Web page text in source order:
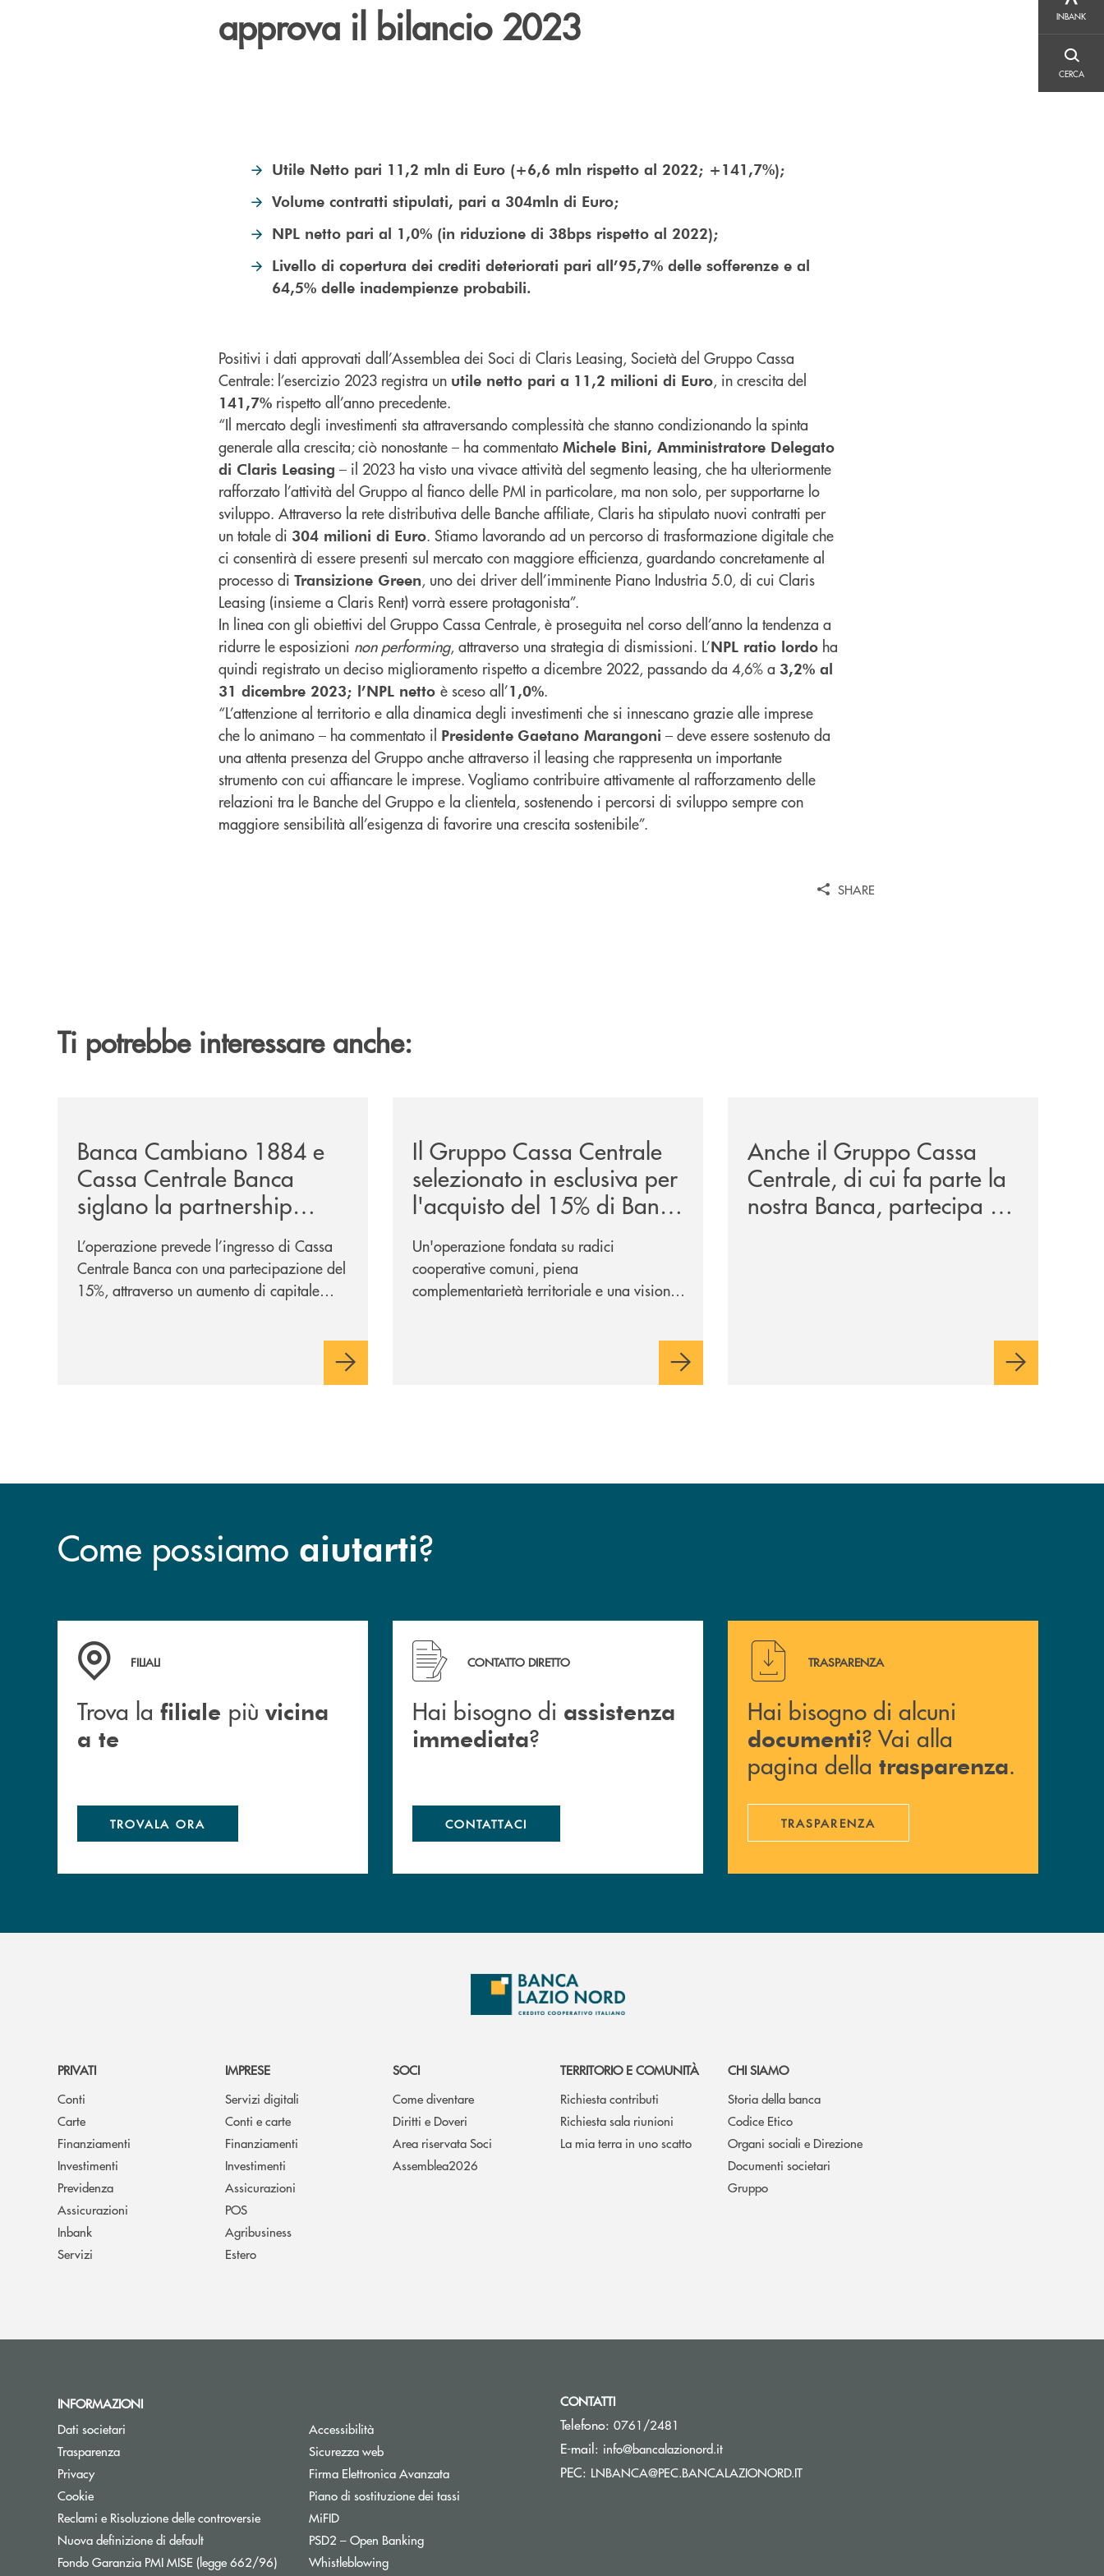
INBANK
CERCA
approva il bilancio 2023
Utile Netto pari 11,2 mln di Euro (+6,6 mln rispetto al 2022; +141,7%);
Volume contratti stipulati, pari a 304mln di Euro;
NPL netto pari al 1,0% (in riduzione di 38bps rispetto al 2022);
Livello di copertura dei crediti deteriorati pari all’95,7% delle sofferenze e al
64,5% delle inadempienze probabili.
Positivi i dati approvati dall’Assemblea dei Soci di Claris Leasing, Società del Gruppo Cassa
Centrale: l’esercizio 2023 registra un utile netto pari a 11,2 milioni di Euro, in crescita del
141,7% rispetto all’anno precedente.
“Il mercato degli investimenti sta attraversando complessità che stanno condizionando la spinta
generale alla crescita; ciò nonostante – ha commentato Michele Bini, Amministratore Delegato
di Claris Leasing – il 2023 ha visto una vivace attività del segmento leasing, che ha ulteriormente
rafforzato l’attività del Gruppo al fianco delle PMI in particolare, ma non solo, per supportarne lo
sviluppo. Attraverso la rete distributiva delle Banche affiliate, Claris ha stipulato nuovi contratti per
un totale di 304 milioni di Euro. Stiamo lavorando ad un percorso di trasformazione digitale che
ci consentirà di essere presenti sul mercato con maggiore efficienza, guardando concretamente al
processo di Transizione Green, uno dei driver dell’imminente Piano Industria 5.0, di cui Claris
Leasing (insieme a Claris Rent) vorrà essere protagonista”.
In linea con gli obiettivi del Gruppo Cassa Centrale, è proseguita nel corso dell’anno la tendenza a
ridurre le esposizioni non performing, attraverso una strategia di dismissioni. L’NPL ratio lordo ha
quindi registrato un deciso miglioramento rispetto a dicembre 2022, passando da 4,6% a 3,2% al
31 dicembre 2023; l’NPL netto è sceso all’1,0%.
“L’attenzione al territorio e alla dinamica degli investimenti che si innescano grazie alle imprese
che lo animano – ha commentato il Presidente Gaetano Marangoni – deve essere sostenuto da
una attenta presenza del Gruppo anche attraverso il leasing che rappresenta un importante
strumento con cui affiancare le imprese. Vogliamo contribuire attivamente al rafforzamento delle
relazioni tra le Banche del Gruppo e la clientela, sostenendo i percorsi di sviluppo sempre con
maggiore sensibilità all’esigenza di favorire una crescita sostenibile”.
SHARE
Ti potrebbe interessare anche:
Banca Cambiano 1884 e
Cassa Centrale Banca
siglano la partnership
strategica
L’operazione prevede l’ingresso di Cassa
Centrale Banca con una partecipazione del
15%, attraverso un aumento di capitale
sulla condivisione di valori comuni e sulla
prossimità ai territori, per ampliare l’offerta
Il Gruppo Cassa Centrale
selezionato in esclusiva per
l'acquisto del 15% di Banca
Cambiano 1884
Un'operazione fondata su radici
cooperative comuni, piena
complementarietà territoriale e una visione
Anche il Gruppo Cassa
Centrale, di cui fa parte la
nostra Banca, partecipa a
EUR.BANK, il progetto di
Come possiamo aiutarti?
Trova la filiale più vicina a te
FILIALI
Trova la filiale più vicina
a te
TROVALA ORA
Hai bisogno di assistenza immediata ?
CONTATTO DIRETTO
Hai bisogno di assistenza
immediata?
CONTATTACI
Hai bisogno di alcuni documenti ? Vai alla pagina della
TRASPARENZA
Hai bisogno di alcuni
documenti? Vai alla
pagina della trasparenza.
TRASPARENZA
PRIVATI
Conti
Carte
Finanziamenti
Investimenti
Previdenza
Assicurazioni
Inbank
Servizi
IMPRESE
Servizi digitali
Conti e carte
Finanziamenti
Investimenti
Assicurazioni
POS
Agribusiness
Estero
SOCI
Come diventare
Diritti e Doveri
Area riservata Soci
Assemblea2026
TERRITORIO E COMUNITÀ
Richiesta contributi
Richiesta sala riunioni
La mia terra in uno scatto
CHI SIAMO
Storia della banca
Codice Etico
Organi sociali e Direzione
Documenti societari
Gruppo
INFORMAZIONI
Dati societari
Trasparenza
Privacy
Cookie
Reclami e Risoluzione delle controversie
Nuova definizione di default
Fondo Garanzia PMI MISE (legge 662/96)Apre una nuova finestra
Accessibilità
Sicurezza web
Firma Elettronica Avanzata
Piano di sostituzione dei tassi
MiFID
PSD2 – Open BankingApre una nuova finestra
Whistleblowing
CONTATTI
Telefono: 0761/2481
E-mail: info@bancalazionord.it(si apre l’app di posta elettronica)
PEC: LNBANCA@PEC.BANCALAZIONORD.IT(si apre l’app di posta elettronica)